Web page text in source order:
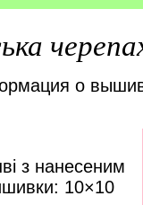
о
з нанесеним
10×10